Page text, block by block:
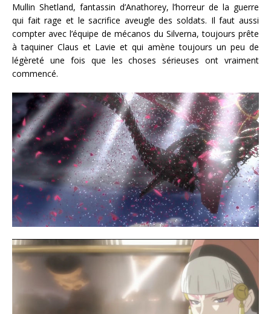
Mullin Shetland, fantassin d’Anathorey, l’horreur de la guerre
qui fait rage et le sacrifice aveugle des soldats. Il faut aussi
compter avec l’équipe de mécanos du Silverna, toujours prête
à taquiner Claus et Lavie et qui amène toujours un peu de
légèreté une fois que les choses sérieuses ont vraiment
commencé.